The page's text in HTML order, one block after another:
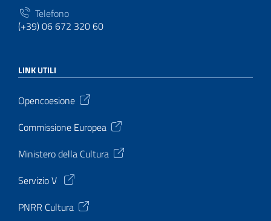
Telefono
(+39) 06 672 320 60
LINK UTILI
Opencoesione
Commissione Europea
Ministero della Cultura
Servizio V
PNRR Cultura